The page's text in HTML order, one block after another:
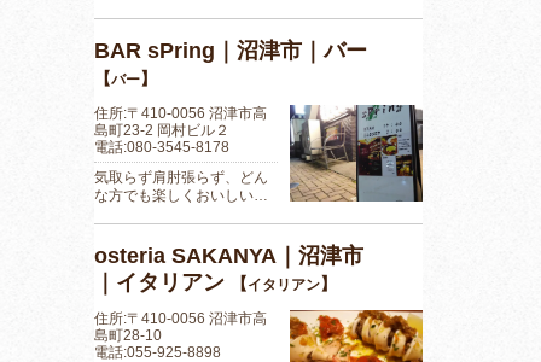
BAR sPring｜沼津市｜バー
【バー】
住所:〒410-0056 沼津市高
島町23-2 岡村ビル２
電話:080-3545-8178
気取らず肩肘張らず、どん
な方でも楽しくおいしい…
osteria SAKANYA｜沼津市
｜イタリアン
【イタリアン】
住所:〒410-0056 沼津市高
島町28-10
電話:055-925-8898